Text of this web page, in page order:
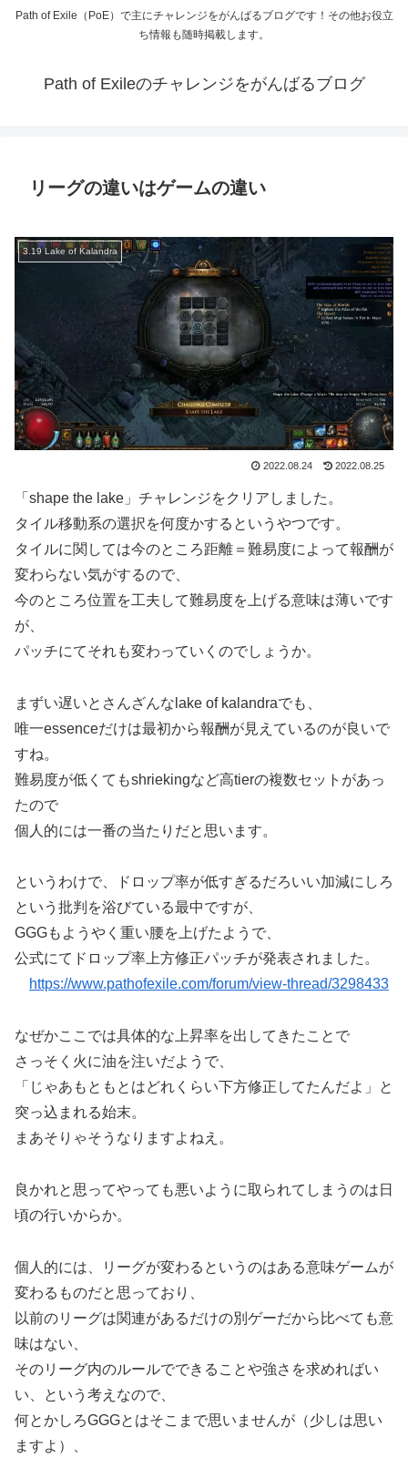
Path of Exile（PoE）で主にチャレンジをがんばるブログです！その他お役立
ち情報も随時掲載します。
Path of Exileのチャレンジをがんばるブログ
リーグの違いはゲームの違い
3.19 Lake of Kalandra
2022.08.24 2022.08.25
「shape the lake」チャレンジをクリアしました。
タイル移動系の選択を何度かするというやつです。
タイルに関しては今のところ距離＝難易度によって報酬が
変わらない気がするので、
今のところ位置を工夫して難易度を上げる意味は薄いです
が、
パッチにてそれも変わっていくのでしょうか。
まずい遅いとさんざんなlake of kalandraでも、
唯一essenceだけは最初から報酬が見えているのが良いで
すね。
難易度が低くてもshriekingなど高tierの複数セットがあっ
たので
個人的には一番の当たりだと思います。
というわけで、ドロップ率が低すぎるだろいい加減にしろ
という批判を浴びている最中ですが、
GGGもようやく重い腰を上げたようで、
公式にてドロップ率上方修正パッチが発表されました。
https://www.pathofexile.com/forum/view-thread/3298433
なぜかここでは具体的な上昇率を出してきたことで
さっそく火に油を注いだようで、
「じゃあもともとはどれくらい下方修正してたんだよ」と
突っ込まれる始末。
まあそりゃそうなりますよねえ。
良かれと思ってやっても悪いように取られてしまうのは日
頃の行いからか。
個人的には、リーグが変わるというのはある意味ゲームが
変わるものだと思っており、
以前のリーグは関連があるだけの別ゲーだから比べても意
味はない、
そのリーグ内のルールでできることや強さを求めればい
い、という考えなので、
何とかしろGGGとはそこまで思いませんが（少しは思い
ますよ）、